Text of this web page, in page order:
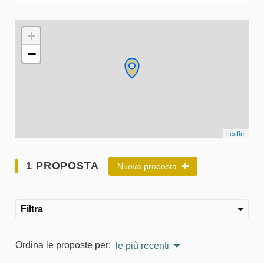
L'elemento seguente è una mappa che presenta gli
+
−
Leaflet
1 PROPOSTA Nuova proposta
Filtra
Ordina le proposte per: le più recenti